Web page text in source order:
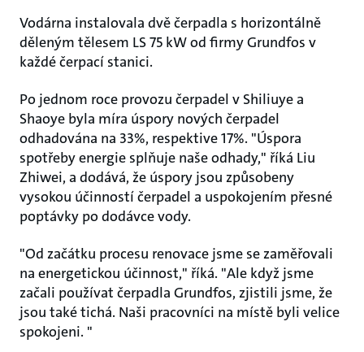
Vodárna instalovala dvě čerpadla s horizontálně
děleným tělesem LS 75 kW od firmy Grundfos v
každé čerpací stanici.
Po jednom roce provozu čerpadel v Shiliuye a
Shaoye byla míra úspory nových čerpadel
odhadována na 33%, respektive 17%. "Úspora
spotřeby energie splňuje naše odhady," říká Liu
Zhiwei, a dodává, že úspory jsou způsobeny
vysokou účinností čerpadel a uspokojením přesné
poptávky po dodávce vody.
"Od začátku procesu renovace jsme se zaměřovali
na energetickou účinnost," říká. "Ale když jsme
začali používat čerpadla Grundfos, zjistili jsme, že
jsou také tichá. Naši pracovníci na místě byli velice
spokojeni. "